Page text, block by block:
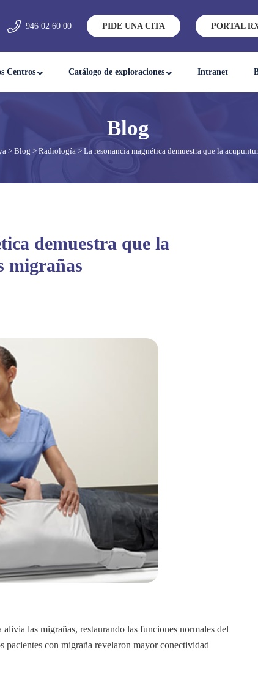
946 02 60 00 PIDE UNA CITA PORTAL
Centros Catálogo de exploraciones Intranet
> Blog > Radiología > La resonancia magnética demuestra que la
demuestra que la
migrañas
las migrañas, restaurando las funciones normales del
pacientes con migraña revelaron mayor conectividad